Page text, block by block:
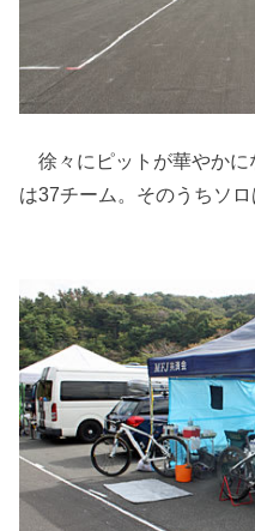
徐々にピットが華やかに
は37チーム。そのうちソロ